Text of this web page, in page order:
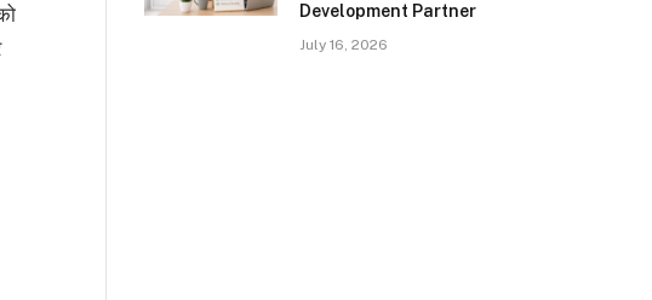
Development Partner
July 16, 2026